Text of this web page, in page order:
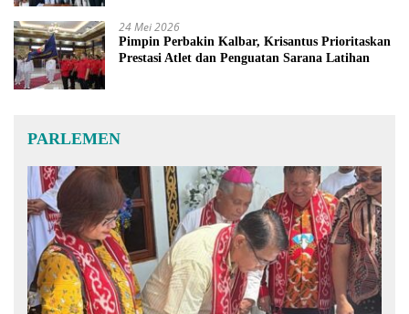
24 Mei 2026
Pimpin Perbakin Kalbar, Krisantus Prioritaskan
Prestasi Atlet dan Penguatan Sarana Latihan
PARLEMEN